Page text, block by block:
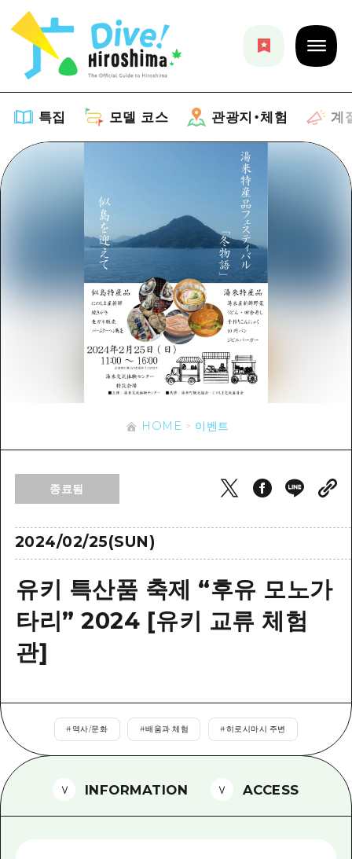
특집 모델 코스 관광지・체험 계
목록
추천
아트
이벤트/축제
음식/술
사이클링
나이트 라이프
세계유산
배움과 체험
역사/문화
치유
모델 코스
목록
Dive! Hiroshima 공식 가이드
Hiroshima Moshimo Travel
히로시마시 주변
아키(安芸)
빈고(備後)
비북(備北)
야마구치(山口)현 동부
빠른 여행
당일치기
2박 3일
관광지・체험
목록
히로시마시 주변
아키(安芸)
비북(備北)
미야지마(宮島) 주변
야마구치(山口)현 동부
에히메(愛媛)현
시마네(島根)현
계절 정보
이벤트
유용한 정보
접근
보조 트래픽 요약
시설 혼잡 상황
수하물 보관 및 배송 서비스
HIROSHIMA FREE Wi-Fi
히로시마현내 매력을 동영상으로 소개!
자주 묻는 질문
사진 다운로드
HOME
HOME 이벤트
종료됨
2024/02/25(SUN)
유키 특산품 축제 “후유 모노가
타리” 2024 [유키 교류 체험
관]
# 역사/문화 #배움과 체험 #히로시마시 주변
INFORMATION ACCESS